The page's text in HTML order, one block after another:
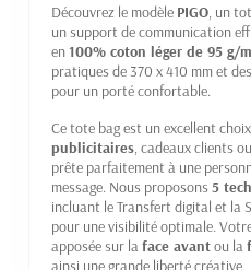
Découvrez le modèle PIGO , un
un support de communication
en100% coton léger de 95 g/
pratiques de 370 x 410 mm et
pour un porté confortable.
Ce tote bag est un excellent
publicitaires , cadeaux clients
prête parfaitement à une
message. Nous proposons5
incluant le Transfert digital et la
pour une visibilité optimale.
apposée sur la face avantou la
ainsi une grande liberté créative.